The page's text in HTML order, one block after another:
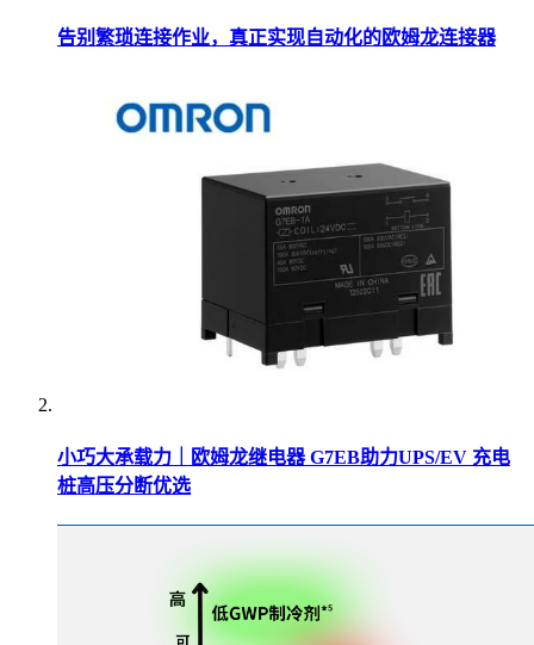
告别繁琐连接作业，真正实现自动化的欧姆龙连接器
小巧大承载力｜欧姆龙继电器 G7EB助力UPS/EV 充电
桩高压分断优选